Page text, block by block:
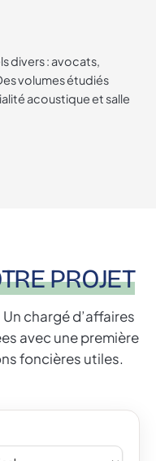
divers : avocats,
volumes étudiés
acoustique et salle
PROJET
chargé d’affaires
avec une première
foncières utiles.